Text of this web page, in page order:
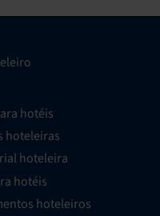
hotéis
hoteleiras
hoteleira
hotéis
hoteleiros